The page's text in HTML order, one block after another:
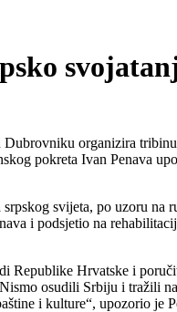
organizira
pokreta Ivan Penava
srpskog svijeta, po uzoru
i podsjetio na
Hrvatske i
osudili Srbiju i tražili
i kulture“, upozorio je